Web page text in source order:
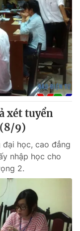
xét tuyển
9)
học, cao đẳng
nhập học cho
2.